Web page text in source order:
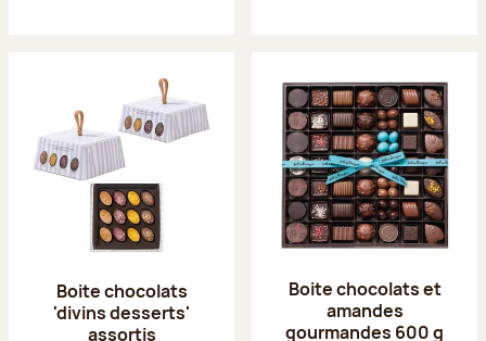
Boite chocolats
'divins desserts'
assortis
Boite chocolats et
amandes
gourmandes 600 g